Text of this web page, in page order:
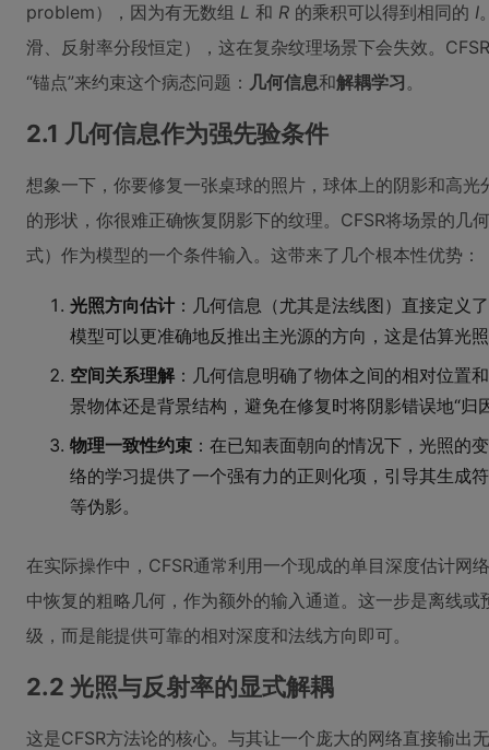
problem），因为有无数组 L 和 R 的乘积可以得到相同的 I
滑、反射率分段恒定），这在复杂纹理场景下会失效。
“锚点”来约束这个病态问题： 几何信息和解耦学习。
2.1 几何信息作为强先验条件
想象一下，你要修复一张桌球的照片，球体上的阴影和高
的形状，你很难正确恢复阴影下的纹理。CFSR将场景的几
式）作为模型的一个条件输入。这带来了几个根本性优势：
光照方向估计 ：几何信息（尤其是法线图）直接定义
模型可以更准确地反推出主光源的方向，这是估算光
空间关系理解 ：几何信息明确了物体之间的相对位置
景物体还是背景结构，避免在修复时将阴影错误地“归
物理一致性约束 ：在已知表面朝向的情况下，光照的
络的学习提供了一个强有力的正则化项，引导其生成
等伪影。
在实际操作中，CFSR通常利用一个现成的单目深度估计
中恢复的粗略几何，作为额外的输入通道。这一步是离线
级，而是能提供可靠的相对深度和法线方向即可。
2.2 光照与反射率的显式解耦
这是CFSR方法论的核心。与其让一个庞大的网络直接输出